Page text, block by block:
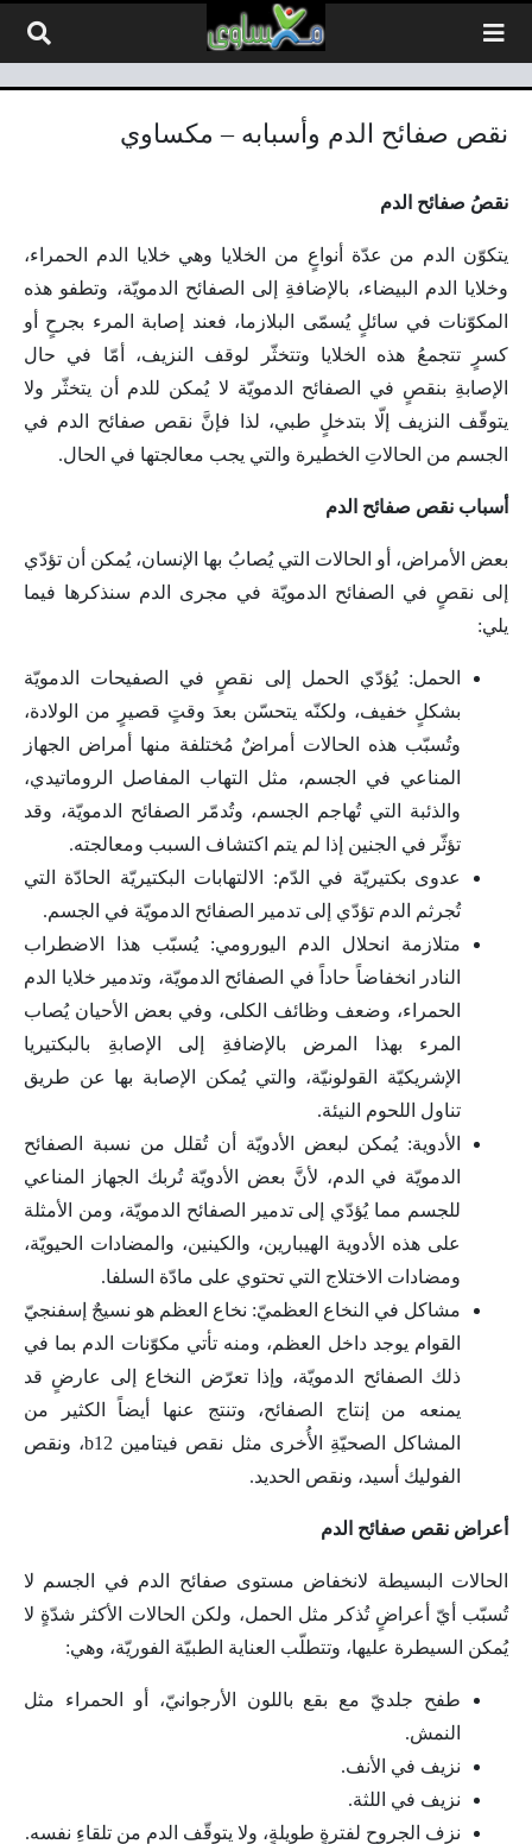
نقص صفائح الدم وأسبابه – مكساوي
نقصُ صفائح الدم
يتكوّن الدم من عدّة أنواعٍ من الخلايا وهي خلايا الدم الحمراء،
وخلايا الدم البيضاء، بالإضافةِ إلى الصفائح الدمويّة، وتطفو هذه
المكوّنات في سائلٍ يُسمّى البلازما، فعند إصابة المرء بجرحٍ أو
كسرٍ تتجمعُ هذه الخلايا وتتخثّر لوقف النزيف، أمّا في حال
الإصابةِ بنقصٍ في الصفائح الدمويّة لا يُمكن للدم أن يتخثّر ولا
يتوقّف النزيف إلّا بتدخلٍ طبي، لذا فإنَّ نقص صفائح الدم في
الجسم من الحالاتِ الخطيرة والتي يجب معالجتها في الحال.
أسباب نقص صفائح الدم
بعض الأمراض، أو الحالات التي يُصابُ بها الإنسان، يُمكن أن تؤدّي
إلى نقصٍ في الصفائح الدمويّة في مجرى الدم سنذكرها فيما
يلي:
الحمل: يُؤدّي الحمل إلى نقصٍ في الصفيحات الدمويّة
بشكلٍ خفيف، ولكنّه يتحسّن بعدَ وقتٍ قصيرٍ من الولادة،
وتُسبّب هذه الحالات أمراضٌ مُختلفة منها أمراض الجهاز
المناعي في الجسم، مثل التهاب المفاصل الروماتيدي،
والذئبة التي تُهاجم الجسم، وتُدمّر الصفائح الدمويّة، وقد
تؤثّر في الجنين إذا لم يتم اكتشاف السبب ومعالجته.
عدوى بكتيريّة في الدّم: الالتهابات البكتيريّة الحادّة التي
تُجرثم الدم تؤدّي إلى تدمير الصفائح الدمويّة في الجسم.
متلازمة انحلال الدم اليورومي: يُسبّب هذا الاضطراب
النادر انخفاضاً حاداً في الصفائح الدمويّة، وتدمير خلايا الدم
الحمراء، وضعف وظائف الكلى، وفي بعض الأحيان يُصاب
المرء بهذا المرض بالإضافةِ إلى الإصابةِ بالبكتيريا
الإشريكيّة القولونيّة، والتي يُمكن الإصابة بها عن طريق
تناول اللحوم النيئة.
الأدوية: يُمكن لبعض الأدويّة أن تُقلل من نسبة الصفائح
الدمويّة في الدم، لأنَّ بعض الأدويّة تُربك الجهاز المناعي
للجسم مما يُؤدّي إلى تدمير الصفائح الدمويّة، ومن الأمثلة
على هذه الأدوية الهيبارين، والكينين، والمضادات الحيويّة،
ومضادات الاختلاج التي تحتوي على مادّة السلفا.
مشاكل في النخاع العظميّ: نخاع العظم هو نسيجٌ إسفنجيّ
القوام يوجد داخل العظم، ومنه تأتي مكوّنات الدم بما في
ذلك الصفائح الدمويّة، وإذا تعرّض النخاع إلى عارضٍ قد
يمنعه من إنتاج الصفائح، وتنتج عنها أيضاً الكثير من
المشاكل الصحيّةِ الأُخرى مثل نقص فيتامين b12، ونقص
الفوليك أسيد، ونقص الحديد.
أعراض نقص صفائح الدم
الحالات البسيطة لانخفاض مستوى صفائح الدم في الجسم لا
تُسبّب أيّ أعراضٍ تُذكر مثل الحمل، ولكن الحالات الأكثر شدّةٍ لا
يُمكن السيطرة عليها، وتتطلّب العناية الطبيّة الفوريّة، وهي:
طفح جلديّ مع بقع باللون الأرجوانيّ، أو الحمراء مثل
النمش.
نزيف في الأنف.
نزيف في اللثة.
نزف الجروح لفترةٍ طويلةٍ، ولا يتوقّف الدم من تلقاءِ نفسه.